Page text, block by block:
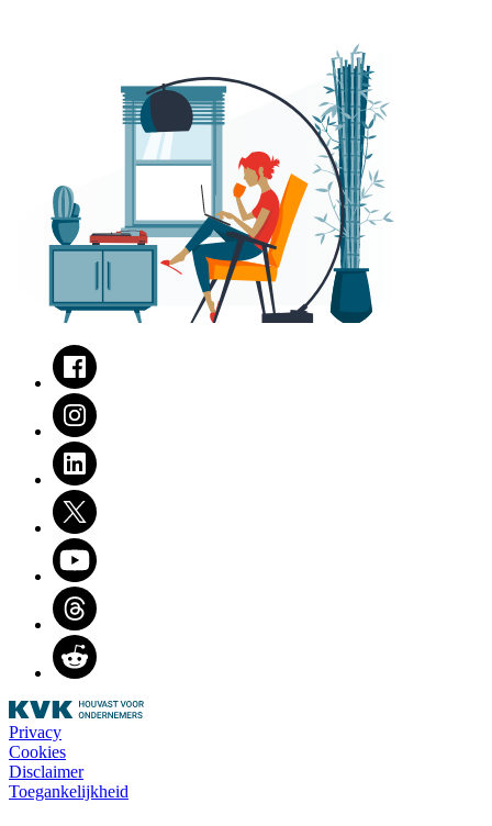
Facebook
Instagram
LinkedIn
Twitter
Youtube
Threads
Reddit
Privacy
Cookies
Disclaimer
Toegankelijkheid